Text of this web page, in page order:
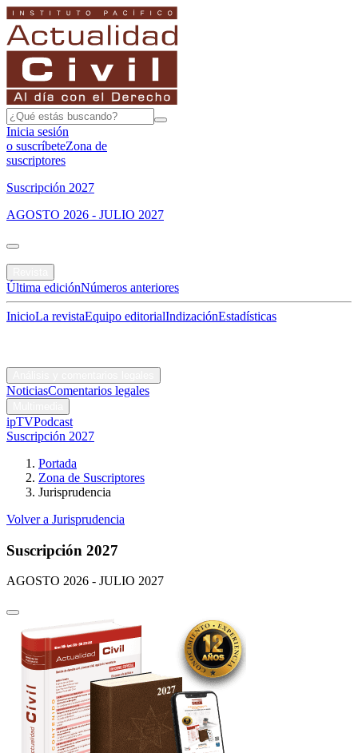
Inicia sesión
o suscríbeteZona de
suscriptores
Suscripción 2027
AGOSTO 2026 - JULIO 2027
Última ediciónNúmeros anteriores
InicioLa revistaEquipo editorialIndizaciónEstadísticas
NoticiasComentarios legales
ipTVPodcast
Suscripción 2027
Portada
Zona de Suscriptores
Jurisprudencia
Volver a Jurisprudencia
Suscripción 2027
AGOSTO 2026 - JULIO 2027